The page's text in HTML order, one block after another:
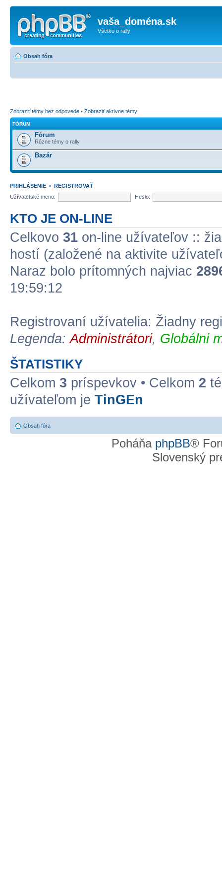
vaša_doména.sk
Všetko o rally
Obsah fóra
Zobraziť témy bez odpovede • Zobraziť aktívne témy
FÓRUM
Fórum
Rôzne témy o rally
Bazár
PRIHLÁSENIE • REGISTROVAŤ
Užívateľské meno:
Heslo:
KTO JE ON-LINE
Celkovo 31 on-line užívateľov ::
hostí (založené na aktivite
Naraz bolo prítomných najviac
19:59:12
Registrovaní užívatelia: Žiadny
Legenda:Administrátori, Globálni
ŠTATISTIKY
Celkom 3 príspevkov • Celkom 2
užívateľom je TinGEn
Obsah fóra
Poháňa phpBB®
Slovenský